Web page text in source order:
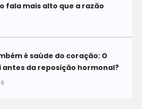
fala mais alto que a razão
é saúde do coração: O
antes da reposição hormonal?